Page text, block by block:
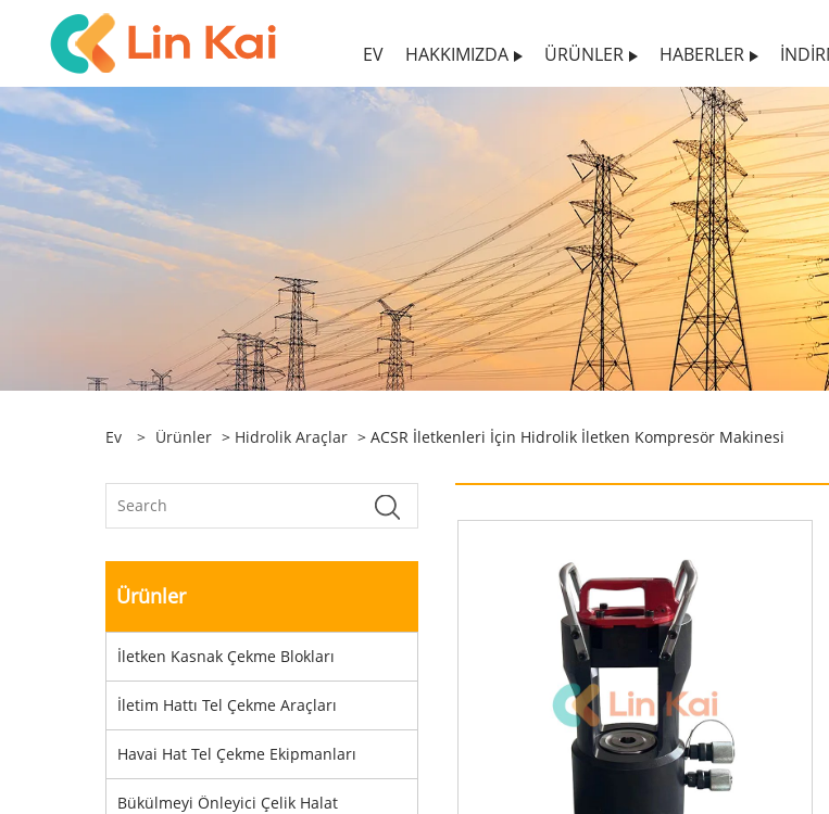
EV HAKKIMIZDA ÜRÜNLER HABERLER
Ev > Ürünler > Hidrolik Araçlar > ACSR İletkenleri İçin Hidrolik İletken Kompresör Makinesi
Ürünler
İletken Kasnak Çekme Blokları
İletim Hattı Tel Çekme Araçları
Havai Hat Tel Çekme Ekipmanları
Bükülmeyi Önleyici Çelik Halat